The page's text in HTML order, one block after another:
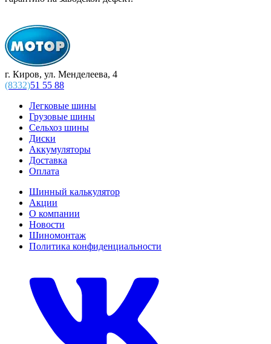
г. Киров, ул. Менделеева, 4
(8332)51 55 88
Легковые шины
Грузовые шины
Сельхоз шины
Диски
Аккумуляторы
Доставка
Оплата
Шинный калькулятор
Акции
О компании
Новости
Шиномонтаж
Политика конфиденциальности